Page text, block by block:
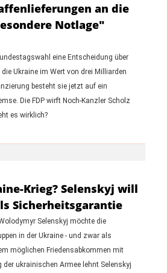
an die
Notlage"
eine Entscheidung über
Ukraine im Wert von drei Milliarden
besteht sie jetzt auf ein
Die FDP wirft Noch-Kanzler Scholz
es wirklich?
Krieg? Selenskyj will
Sicherheitsgarantie
Selenskyj möchte die
in der Ukraine - und zwar als
möglichen Friedensabkommen mit
der ukrainischen Armee lehnt Selenskyj